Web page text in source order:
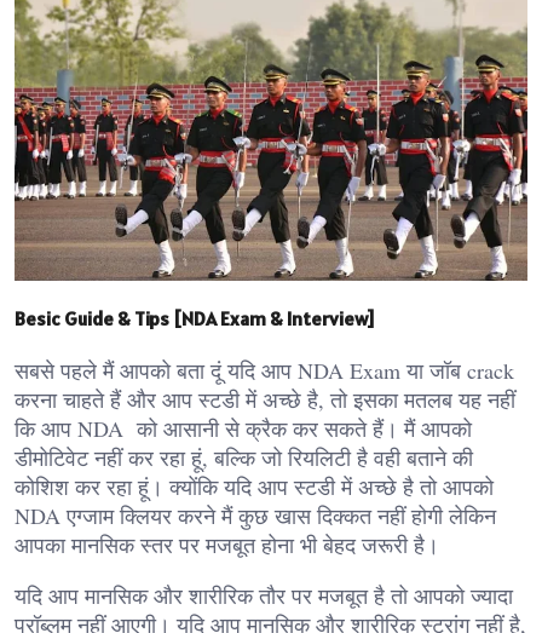
Besic Guide & Tips [NDA Exam & Interview]
सबसे पहले मैं आपको बता दूं यदि आप NDA Exam या जॉब crack
करना चाहते हैं और आप स्टडी में अच्छे है, तो इसका मतलब यह नहीं
कि आप NDA को आसानी से क्रैक कर सकते हैं। मैं आपको
डीमोटिवेट नहीं कर रहा हूं, बल्कि जो रियलिटी है वही बताने की
कोशिश कर रहा हूं। क्योंकि यदि आप स्टडी में अच्छे है तो आपको
NDA एग्जाम क्लियर करने मैं कुछ खास दिक्कत नहीं होगी लेकिन
आपका मानसिक स्तर पर मजबूत होना भी बेहद जरूरी है।
यदि आप मानसिक और शारीरिक तौर पर मजबूत है तो आपको ज्यादा
प्रॉब्लम नहीं आएगी। यदि आप मानसिक और शारीरिक स्ट्रांग नहीं है,